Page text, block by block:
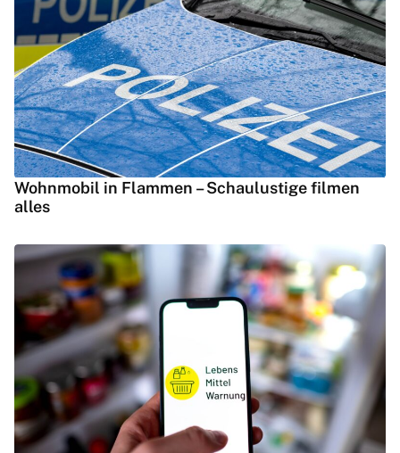
Wohnmobil in Flammen – Schaulustige filmen
alles